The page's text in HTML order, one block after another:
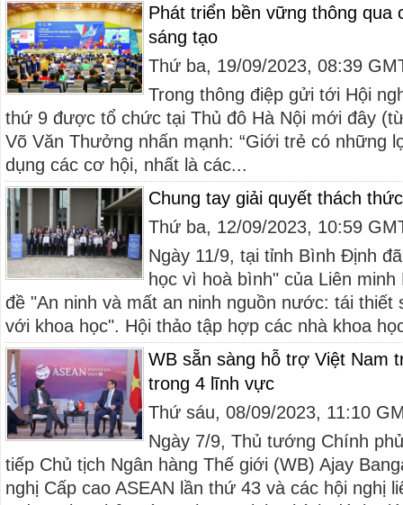
Phát triển bền vững thông qua
sáng tạo
Thứ ba, 19/09/2023, 08:39
Trong thông điệp gửi tới Hội
thứ 9 được tổ chức tại Thủ đô Hà Nội mới đây
Võ Văn Thưởng nhấn mạnh: “Giới trẻ có những
dụng các cơ hội, nhất là các...
Chung tay giải quyết thách
Thứ ba, 12/09/2023, 10:59
Ngày 11/9, tại tỉnh Bình Định
học vì hoà bình" của Liên
đề "An ninh và mất an ninh nguồn nước: tái thiết
với khoa học". Hội thảo tập hợp các nhà khoa
WB sẵn sàng hỗ trợ Việt Nam
trong 4 lĩnh vực
Thứ sáu, 08/09/2023, 11:10
Ngày 7/9, Thủ tướng Chính
tiếp Chủ tịch Ngân hàng Thế giới (WB) Ajay
nghị Cấp cao ASEAN lần thứ 43 và các hội nghị